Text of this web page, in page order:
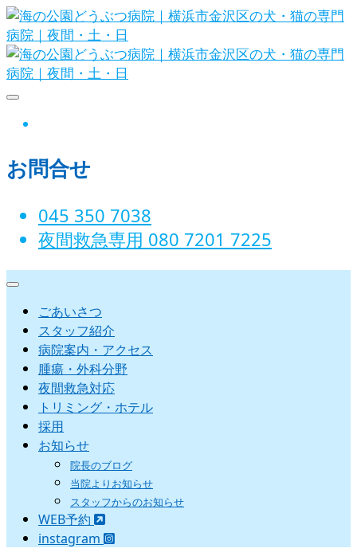
Skip
to
content
日
お問合せ
045 350 7038‬
夜間救急専用 080 7201 7225‬
ごあいさつ
スタッフ紹介
病院案内・アクセス
腫瘍・外科分野
夜間救急対応
トリミング・ホテル
採用
お知らせ
院長のブログ
当院よりお知らせ
スタッフからのお知らせ
WEB予約
instagram